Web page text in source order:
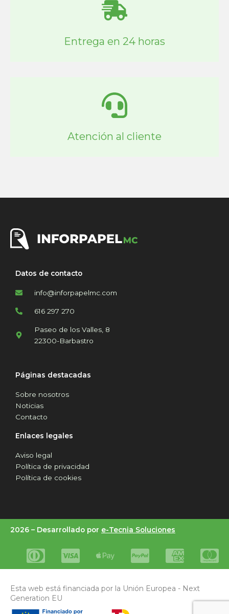
Entrega en 24 horas
Atención al cliente
Datos de contacto
info@inforpapelmc.com
616 297 270
Paseo de los Valles, 8
22300-Barbastro
Páginas destacadas
Sobre nosotros
Noticias
Contacto
Enlaces legales
Aviso legal
Política de privacidad
Política de cookies
2026 – Desarrollado por e-Tecnia Soluciones
Esta web está financiada por la Unión Europea - Next
Generation EU